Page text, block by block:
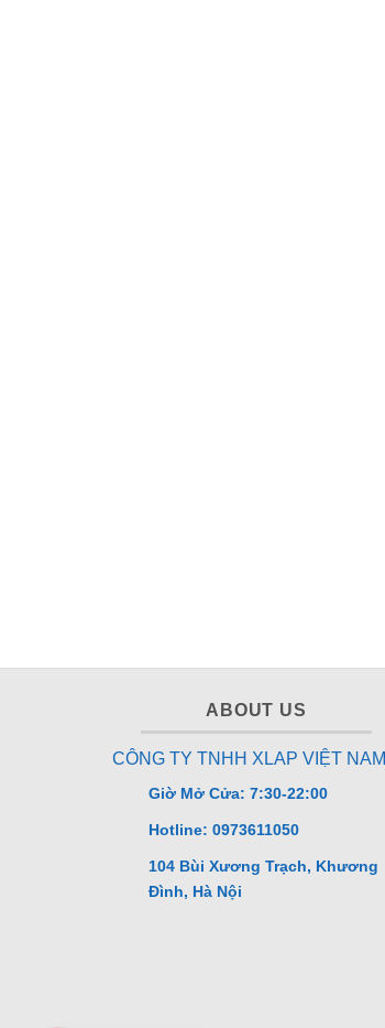
ABOUT US
CÔNG TY TNHH XLAP VIỆT NAM
Giờ Mở Cửa: 7:30-22:00
Hotline: 0973611050
104 Bùi Xương Trạch, Khương
Đình, Hà Nội